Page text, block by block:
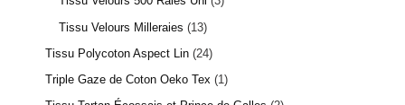
Tissu Velours Milleraies
13
Tissu Polycoton Aspect Lin 24
Triple Gaze de Coton Oeko Tex
1